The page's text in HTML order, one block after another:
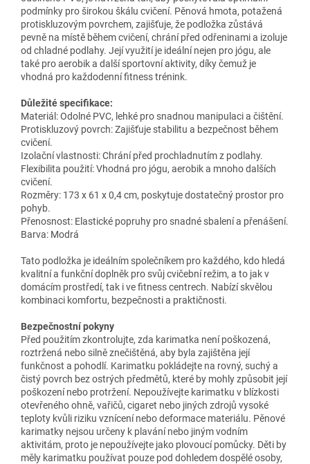
podmínky pro širokou škálu cvičení. Pěnová hmota, potažená
protiskluzovým povrchem, zajišťuje, že podložka zůstává
pevně na místě během cvičení, chrání před odřeninami a izoluje
od chladné podlahy. Její využití je ideální nejen pro jógu, ale
také pro aerobik a další sportovní aktivity, díky čemuž je
vhodná pro každodenní fitness trénink.
Důležité specifikace:
Materiál: Odolné PVC, lehké pro snadnou manipulaci a čištění.
Protiskluzový povrch: Zajišťuje stabilitu a bezpečnost během
cvičení.
Izolační vlastnosti: Chrání před prochladnutím z podlahy.
Flexibilita použití: Vhodná pro jógu, aerobik a mnoho dalších
cvičení.
Rozměry: 173 x 61 x 0,4 cm, poskytuje dostatečný prostor pro
pohyb.
Přenosnost: Elastické popruhy pro snadné sbalení a přenášení.
Barva: Modrá
Tato podložka je ideálním společníkem pro každého, kdo hledá
kvalitní a funkční doplněk pro svůj cvičební režim, a to jak v
domácím prostředí, tak i ve fitness centrech. Nabízí skvělou
kombinaci komfortu, bezpečnosti a praktičnosti.
Bezpečnostní pokyny
Před použitím zkontrolujte, zda karimatka není poškozená,
roztržená nebo silně znečištěná, aby byla zajištěna její
funkčnost a pohodlí. Karimatku pokládejte na rovný, suchý a
čistý povrch bez ostrých předmětů, které by mohly způsobit její
poškození nebo protržení. Nepoužívejte karimatku v blízkosti
otevřeného ohně, vařičů, cigaret nebo jiných zdrojů vysoké
teploty kvůli riziku vznícení nebo deformace materiálu. Pěnové
karimatky nejsou určeny k plavání nebo jiným vodním
aktivitám, proto je nepoužívejte jako plovoucí pomůcky. Děti by
měly karimatku používat pouze pod dohledem dospělé osoby,